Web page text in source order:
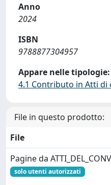
Anno
2024
ISBN
9788877304957
Appare nelle tipologie:
4.1 Contributo in Atti di
File in questo prodotto:
File
Pagine da
solo utenti autorizzati